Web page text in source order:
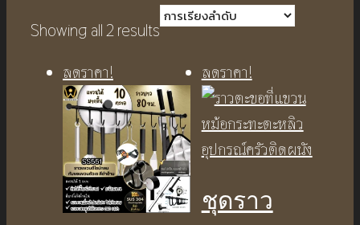
Showing all 2 results
ลดราคา!
ลดราคา!
ชุดราว